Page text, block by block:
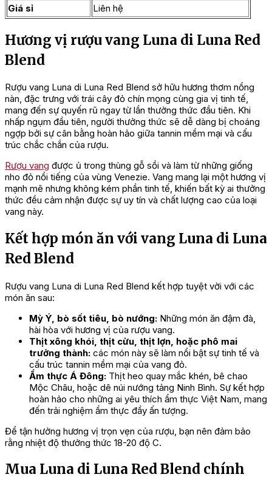
Giá sỉ
Liên hệ
Hương vị rượu vang Luna di Luna Red
Blend
Rượu vang Luna di Luna Red Blend sở hữu hương thơm nồng
nàn, đặc trưng với trái cây đỏ chín mọng cùng gia vị tinh tế,
mang đến sự quyến rũ ngay từ lần thưởng thức đầu tiên. Khi
nhấp ngụm đầu tiên, người thưởng thức sẽ dễ dàng bị choáng
ngợp bởi sự cân bằng hoàn hảo giữa tannin mềm mại và cấu
trúc chắc chắn của rượu.
Rượu vang được ủ trong thùng gỗ sồi và làm từ những giống
nho đỏ nổi tiếng của vùng Venezie. Vang mang lại một hương vị
mạnh mẽ nhưng không kém phần tinh tế, khiến bất kỳ ai thưởng
thức đều cảm nhận được sự uy tín và chất lượng cao của loại
vang này.
Kết hợp món ăn với vang Luna di Luna
Red Blend
Rượu vang Luna di Luna Red Blend kết hợp tuyệt vời với các
món ăn sau:
Mỳ Ý, bò sốt tiêu, bò nướng: Những món ăn đậm đà,
hài hòa với hương vị của rượu vang.
Thịt xông khói, thịt cừu, thịt lợn, hoặc phô mai
trưởng thành: các món này sẽ làm nổi bật sự tinh tế và
cấu trúc tannin mềm mại của vang đỏ.
Ẩm thực Á Đông: Thịt heo quay mắc khén, bê chao
Mộc Châu, hoặc dê núi nướng tảng Ninh Bình. Sự kết hợp
hoàn hảo cho những ai yêu thích ẩm thực Việt Nam, mang
đến trải nghiệm ẩm thực đầy ấn tượng.
Để tận hưởng hương vị trọn vẹn của rượu, bạn nên đảm bảo
rằng nhiệt độ thưởng thức 18-20 độ C.
Mua Luna di Luna Red Blend chính